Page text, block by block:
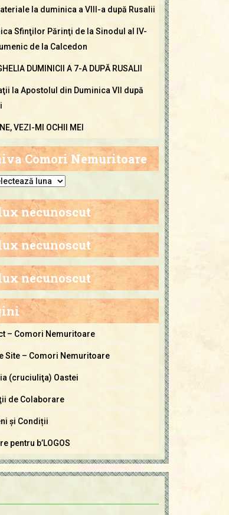
la duminica a VIII-a după Rusalii
Sfinţilor Părinţi de la Sinodul al IV-
de la Calcedon
DUMINICII A 7-A DUPĂ RUSALII
la Apostolul din Duminica VII după
VEZI-MI OCHII MEI
Comori Nemuritoare
necunoscut
necunoscut
necunoscut
– Comori Nemuritoare
Site – Comori Nemuritoare
(cruciuliţa) Oastei
de Colaborare
și Condiții
pentru b’LOGOS